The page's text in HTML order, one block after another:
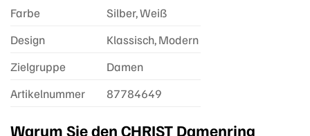
Farbe
Silber, Weiß
Design
Klassisch, Modern
Zielgruppe
Damen
Artikelnummer
87784649
Warum Sie den CHRIST Damenring